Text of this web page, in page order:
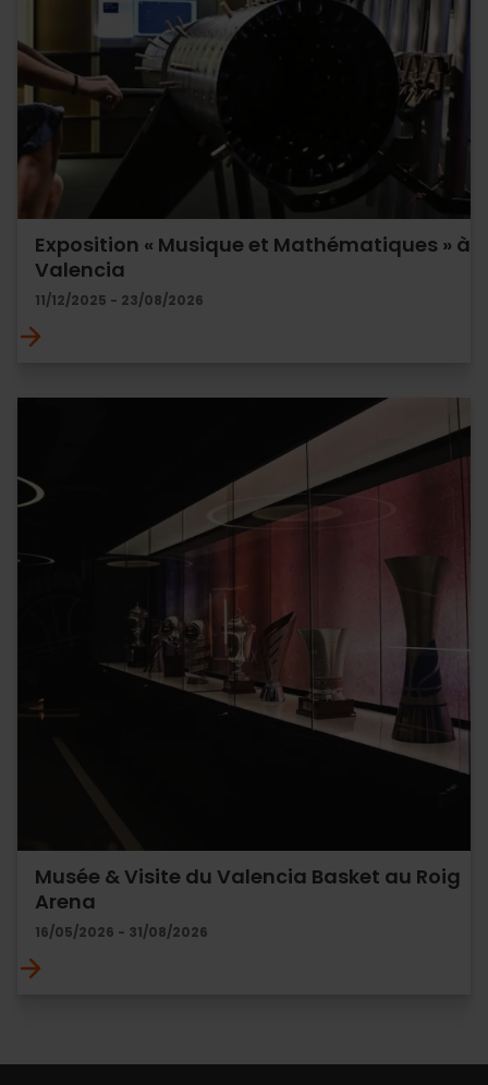
Exposition « Musique et Mathématiques » à
Valencia
11/12/2025 - 23/08/2026
Musée & Visite du Valencia Basket au Roig
Arena
16/05/2026 - 31/08/2026